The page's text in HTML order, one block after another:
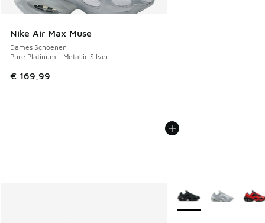
Nike Air Max Muse
Dames Schoenen
Pure Platinum - Metallic Silver
€ 169,99
Meer kleuren